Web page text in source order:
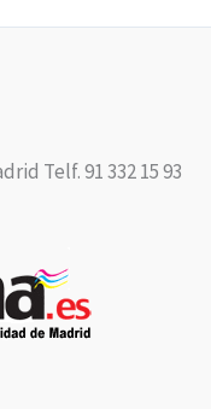
Telf. 91 332 15 93